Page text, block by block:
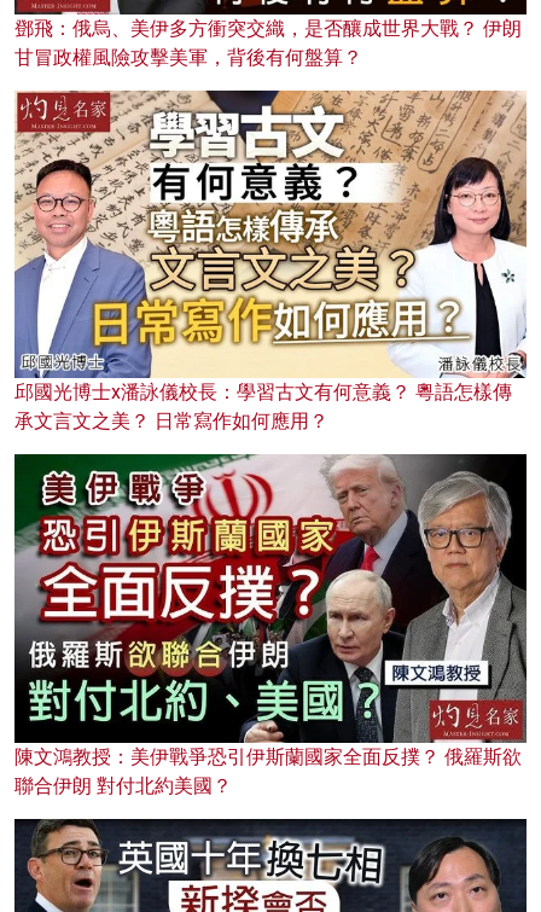
鄧飛：俄烏、美伊多方衝突交織，是否釀成世界大戰？ 伊朗
甘冒政權風險攻擊美軍，背後有何盤算？
邱國光博士x潘詠儀校長：學習古文有何意義？ 粵語怎樣傳
承文言文之美？ 日常寫作如何應用？
陳文鴻教授：美伊戰爭恐引伊斯蘭國家全面反撲？ 俄羅斯欲
聯合伊朗 對付北約美國？